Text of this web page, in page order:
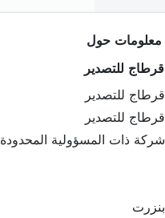
معلومات حول
قرطاج للتصدير
قرطاج للتصدير
قرطاج للتصدير
شركة ذات المسؤولية المحدودة
بنزرت